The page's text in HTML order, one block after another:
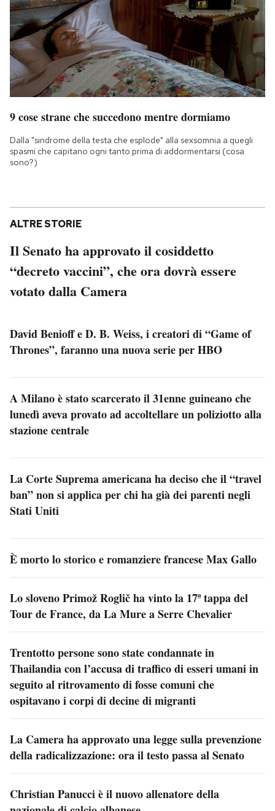
9 cose strane che succedono mentre dormiamo
Dalla "sindrome della testa che esplode" alla sexsomnia a quegli
spasmi che capitano ogni tanto prima di addormentarsi (cosa
sono?)
ALTRE STORIE
Il Senato ha approvato il cosiddetto
“decreto vaccini”, che ora dovrà essere
votato dalla Camera
David Benioff e D. B. Weiss, i creatori di “Game of
Thrones”, faranno una nuova serie per HBO
A Milano è stato scarcerato il 31enne guineano che
lunedì aveva provato ad accoltellare un poliziotto alla
stazione centrale
La Corte Suprema americana ha deciso che il “travel
ban” non si applica per chi ha già dei parenti negli
Stati Uniti
È morto lo storico e romanziere francese Max Gallo
Lo sloveno Primož Roglič ha vinto la 17ª tappa del
Tour de France, da La Mure a Serre Chevalier
Trentotto persone sono state condannate in
Thailandia con l’accusa di traffico di esseri umani in
seguito al ritrovamento di fosse comuni che
ospitavano i corpi di decine di migranti
La Camera ha approvato una legge sulla prevenzione
della radicalizzazione: ora il testo passa al Senato
Christian Panucci è il nuovo allenatore della